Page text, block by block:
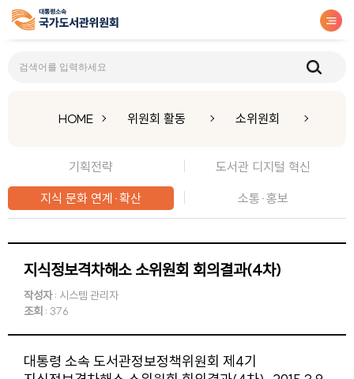
HOME 위원회 활동 소위원회
기획전략
도서관 디지털 혁신
지식 문화 연계·확산
소통·홍보
지식정보격차해소 소위원회 회의결과(4차)
작성자: 시스템 관리자
조회 : 376
대통령 소속 도서관정보정책위원회 제4기